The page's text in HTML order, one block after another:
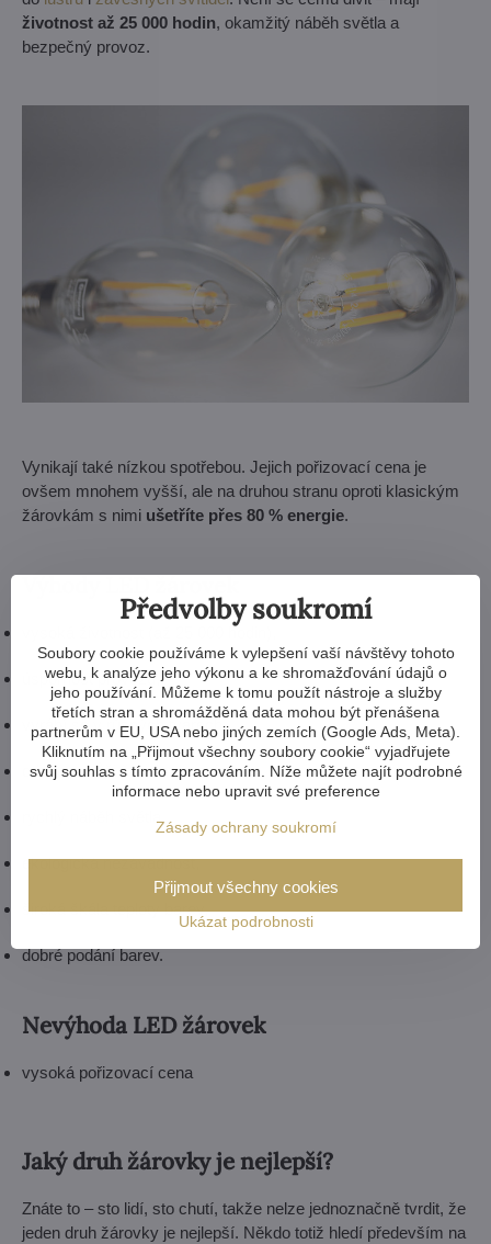
životnost až 25 000 hodin, okamžitý náběh světla a
bezpečný provoz.
Vynikají také nízkou spotřebou. Jejich pořizovací cena je
ovšem mnohem vyšší, ale na druhou stranu oproti klasickým
žárovkám s nimi ušetříte přes 80 % energie.
vysoká životnost (až 25 000 hodin),
úspornost provozu,
vyrábí se v různých tvarech,
odolnost vůči častému zapínání,
rychlý náběh světla,
ekologická nezávadnost,
široká škála teploty barev,
dobré podání barev.
Nevýhoda LED žárovek
vysoká pořizovací cena
Jaký druh žárovky je nejlepší?
Znáte to – sto lidí, sto chutí, takže nelze jednoznačně tvrdit, že
jeden druh žárovky je nejlepší. Někdo totiž hledí především na
Předvolby soukromí
Soubory cookie používáme k vylepšení vaší návštěvy tohoto
webu, k analýze jeho výkonu a ke shromažďování údajů o
jeho používání. Můžeme k tomu použít nástroje a služby
třetích stran a shromážděná data mohou být přenášena
partnerům v EU, USA nebo jiných zemích (Google Ads, Meta).
Kliknutím na „Přijmout všechny soubory cookie“ vyjadřujete
svůj souhlas s tímto zpracováním. Níže můžete najít podrobné
informace nebo upravit své preference
Zásady ochrany soukromí
Ukázat podrobnosti
Přijmout všechny cookies